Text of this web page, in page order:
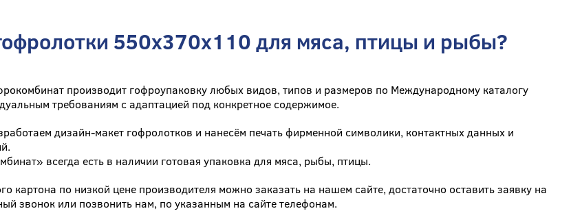
550x370x110 для мяса, птицы и рыбы?
производит гофроупаковку любых видов, типов и размеров по Международному каталогу
требованиям с адаптацией под конкретное содержимое.
дизайн-макет гофролотков и нанесём печать фирменной символики, контактных данных и
всегда есть в наличии готовая упаковка для мяса, рыбы, птицы.
картона по низкой цене производителя можно заказать на нашем сайте, достаточно оставить заявку на
звонок или позвонить нам, по указанным на сайте телефонам.